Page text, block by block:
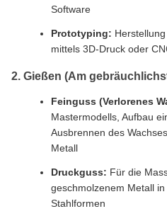
Software
Prototyping:
mittels 3D-Druck oder
2. Gießen (Am
Feinguss (Verlorenes
Mastermodells, Aufbau
Ausbrennen des
Metall
Druckguss: Für die
geschmolzenem Metall
Stahlformen